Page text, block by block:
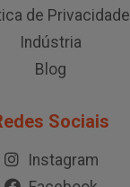
de Privacidade
Indústria
Blog
Sociais
Instagram